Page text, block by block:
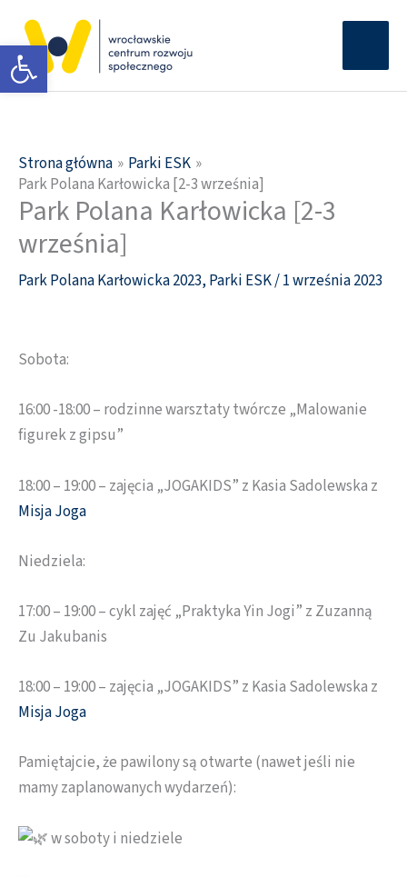
Otwórz pasek narzędzi
treści
Strona główna
Parki ESK
Park Polana Karłowicka [2-3 września]
Park Polana Karłowicka [2-3
września]
Park Polana Karłowicka 2023, Parki ESK/1 września 2023
Sobota:
16:00 -18:00 – rodzinne warsztaty twórcze „Malowanie
figurek z gipsu”
18:00 – 19:00 – zajęcia „JOGAKIDS” z Kasia Sadolewska z
Misja Joga
Niedziela:
17:00 – 19:00 – cykl zajęć „Praktyka Yin Jogi” z Zuzanną
Zu Jakubanis
18:00 – 19:00 – zajęcia „JOGAKIDS” z Kasia Sadolewska z
Misja Joga
Pamiętajcie, że pawilony są otwarte (nawet jeśli nie
mamy zaplanowanych wydarzeń):
w soboty i niedziele